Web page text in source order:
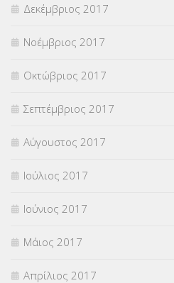
Δεκέμβριος 2017
Νοέμβριος 2017
Οκτώβριος 2017
Σεπτέμβριος 2017
Αύγουστος 2017
Ιούλιος 2017
Ιούνιος 2017
Μάιος 2017
Απρίλιος 2017